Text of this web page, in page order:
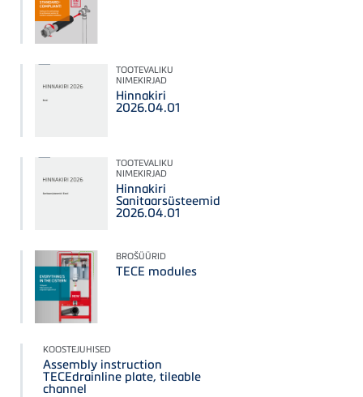
TOOTEVALIKU
NIMEKIRJAD
Hinnakiri
2026.04.01
TOOTEVALIKU
NIMEKIRJAD
Hinnakiri
Sanitaarsüsteemid
2026.04.01
BROŠÜÜRID
TECE modules
KOOSTEJUHISED
Assembly instruction
TECEdrainline plate, tileable
channel